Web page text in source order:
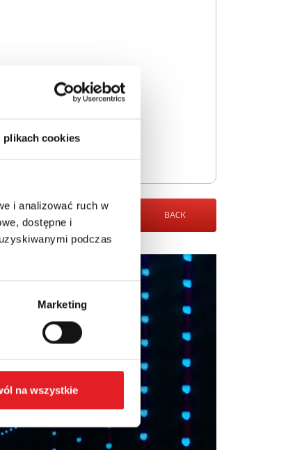
plikach cookies
i analizować ruch w
dostępne i
podczas
Marketing
na wszystkie
BACK